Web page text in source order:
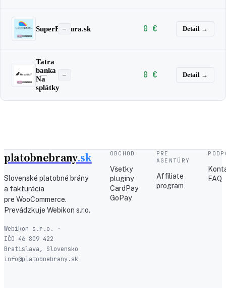
SuperFaktura.sk
— — 0 € Detail →
Tatra
banka
Na
splátky
— — 0 € Detail →
platobnebrany.sk
Slovenské platobné brány
a fakturácia
pre WooCommerce.
Prevádzkuje Webikon s.r.o.
Webikon s.r.o. ·
IČO 46 809 422
Bratislava, Slovensko
info@platobnebrany.sk
OBCHOD
Všetky
pluginy
CardPay
GoPay
PRE
AGENTÚRY
Affiliate
program
FAQ